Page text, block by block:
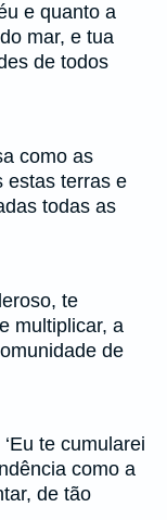
e quanto a
mar, e tua
de todos
como as
estas terras e
todas as
te
multiplicar, a
de
te cumularei
como a
de tão